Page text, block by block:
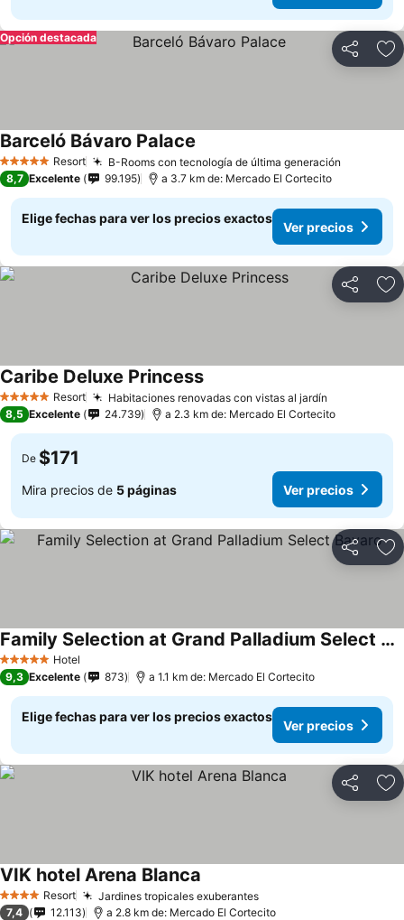
Compartir
Opción destacada
5 Estrellas Resort B-Rooms con tecnología de última generación
Barceló Bávaro Palace
8,7 Excelente 99.195 a 3.7 km de: Mercado El Cortecito
Elige fechas para ver los precios exactos
Ver precios
Compartir
5 Estrellas Resort Habitaciones renovadas con vistas al jardín
Caribe Deluxe PrincessVer precios
8,5 Excelente 24.739 a 2.3 km de: Mercado El Cortecito
De $171
Mira precios de 5 páginas Ver precios
Compartir
5 Estrellas Hotel
Family Selection at Grand Palladium Select Bavaro
Ver precios
9,3 Excelente 873 a 1.1 km de: Mercado El Cortecito
Elige fechas para ver los precios exactos
Ver precios
Compartir
4 EstrellasResort Jardines tropicales exuberantesVer precios
VIK hotel Arena Blanca
7,4 12.113 a 2.8 km de: Mercado El Cortecito